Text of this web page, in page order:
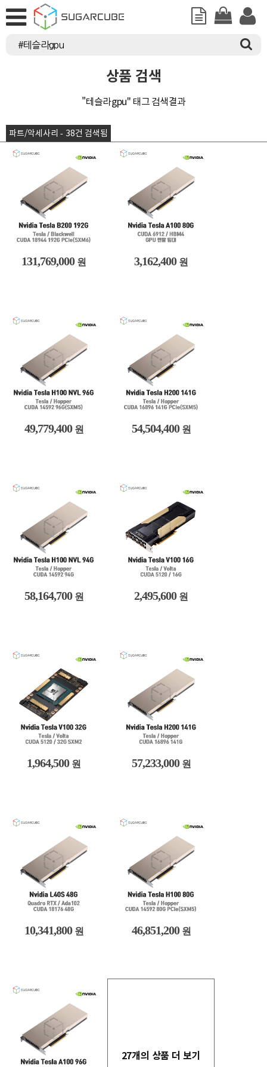
상품 검색
"테슬라gpu" 태그 검색결과
파트/악세사리 - 38건 검색됨
131,769,000 원 3,162,400 원
49,779,400 원 54,504,400 원
58,164,700 원 2,495,600 원
1,964,500 원 57,233,000 원
10,341,800 원 46,851,200 원
27개의 상품 더 보기